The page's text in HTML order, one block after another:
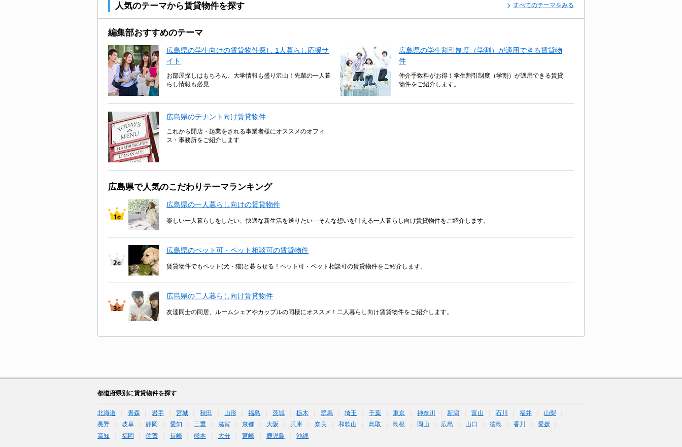
人気のテーマから賃貸物件を探す すべてのテーマをみる
編集部おすすめのテーマ
広島県の学生向けの賃貸物件探し 1人暮らし応援サ
イト
お部屋探しはもちろん、大学情報も盛り沢山！先輩の一人暮
らし情報も必見
広島県の学生割引制度（学割）が適用できる賃貸物
件
仲介手数料がお得！学生割引制度（学割）が適用できる賃貸
物件をご紹介します。
広島県のテナント向け賃貸物件
これから開店・起業をされる事業者様にオススメのオフィ
ス・事務所をご紹介します
広島県で人気のこだわりテーマランキング
広島県の一人暮らし向けの賃貸物件
楽しい一人暮らしをしたい、快適な新生活を送りたい―そんな想いを叶える一人暮らし向け賃貸物件をご紹介します。
広島県のペット可・ペット相談可の賃貸物件
賃貸物件でもペット(犬・猫)と暮らせる！ペット可・ペット相談可の賃貸物件をご紹介します。
広島県の二人暮らし向け賃貸物件
友達同士の同居、ルームシェアやカップルの同棲にオススメ！二人暮らし向け賃貸物件をご紹介します。
都道府県別に賃貸物件を探す
北海道 青森 岩手 宮城 秋田 山形 福島 茨城 栃木 群馬 埼玉 千葉 東京 神奈川 新潟 富山 石川 福井
山梨
長野
岐阜 静岡 愛知 三重 滋賀 京都 大阪 兵庫 奈良 和歌山 鳥取 島根 岡山 広島 山口 徳島 香川
愛媛
高知
福岡 佐賀 長崎 熊本 大分 宮崎 鹿児島 沖縄